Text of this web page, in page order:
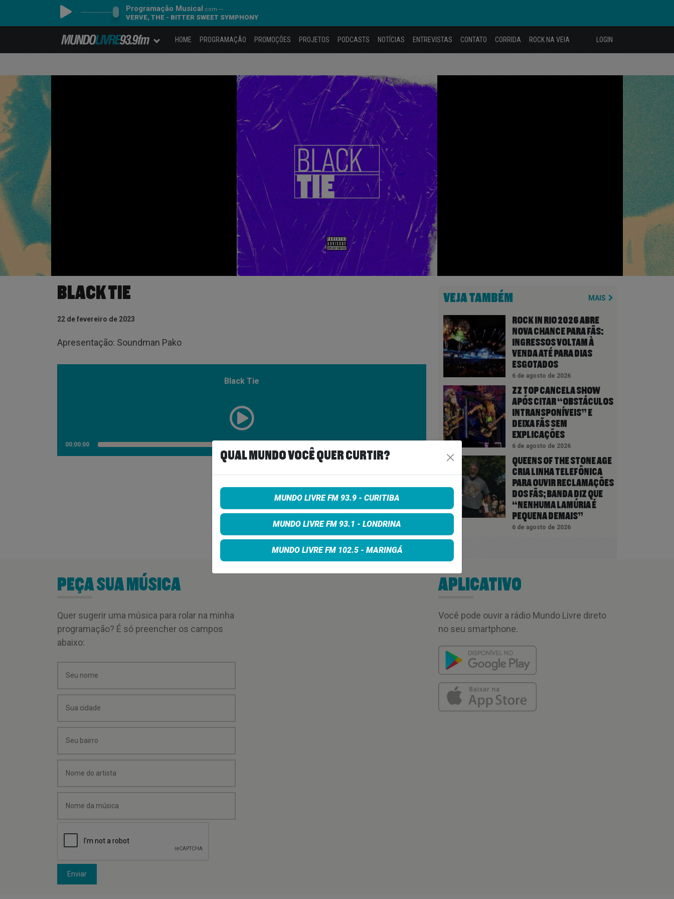
Programação Musical com ---
VERVE, THE - BITTER SWEET SYMPHONY
HOME PROGRAMAÇÃO PROMOÇÕES PROJETOS PODCASTS NOTÍCIAS ENTREVISTAS CONTATO CORRIDA ROCK NA VEIA LOGIN
BLACK TIE
22 de fevereiro de 2023
Apresentação: Soundman Pako
Black Tie
00:00:00
VEJA TAMBÉM MAIS
ROCK IN RIO 2026 ABRE
NOVA CHANCE PARA FÃS:
INGRESSOS VOLTAM À
VENDA ATÉ PARA DIAS
ESGOTADOS
6 de agosto de 2026
ZZ TOP CANCELA SHOW
APÓS CITAR “OBSTÁCULOS
INTRANSPONÍVEIS” E
DEIXA FÃS SEM
EXPLICAÇÕES
6 de agosto de 2026
QUEENS OF THE STONE AGE
CRIA LINHA TELEFÔNICA
PARA OUVIR RECLAMAÇÕES
DOS FÃS; BANDA DIZ QUE
“NENHUMA LAMÚRIA É
PEQUENA DEMAIS”
6 de agosto de 2026
PEÇA SUA MÚSICA
Quer sugerir uma música para rolar na minha
programação? É só preencher os campos
abaixo:
Enviar
APLICATIVO
Você pode ouvir a rádio Mundo Livre direto
no seu smartphone.
QUAL MUNDO VOCÊ QUER CURTIR?
MUNDO LIVRE FM 93.9 - CURITIBA
MUNDO LIVRE FM 93.1 - LONDRINA
MUNDO LIVRE FM 102.5 - MARINGÁ